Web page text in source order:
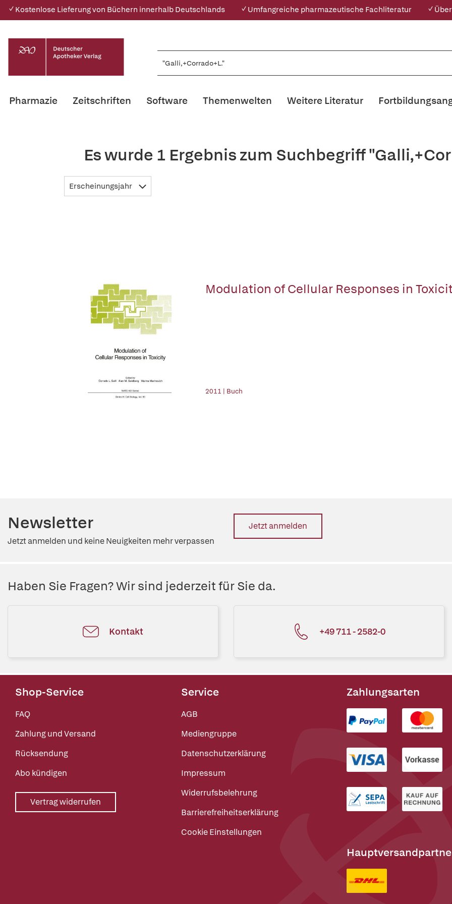
✓ Kostenlose Lieferung von Büchern innerhalb Deutschlands ✓ Umfangreiche pharmazeutische Fachliteratur ✓
Pharmazie Zeitschriften Software Themenwelten Weitere Literatur
Es wurde 1 Ergebnis zum Suchbegriff
Erscheinungsjahr
Modulation of Cellular Responses in
2011 | Buch
Newsletter
Jetzt anmelden und keine Neuigkeiten mehr verpassen
Jetzt anmelden
Haben Sie Fragen? Wir sind jederzeit für Sie da.
Kontakt +49 711 - 2582-0
Shop-Service
FAQ
Zahlung und Versand
Rücksendung
Abo kündigen
Vertrag widerrufen
Service
AGB
Mediengruppe
Datenschutzerklärung
Impressum
Widerrufsbelehrung
Barrierefreiheitserklärung
Cookie Einstellungen
Zahlungsarten